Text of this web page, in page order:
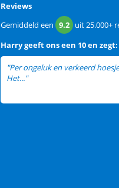
Reviews
Gemiddeld een 9.2 uit25.000+
Harrygeeft ons een 10 en zegt:
"Per ongeluk en verkeerd
Het..."